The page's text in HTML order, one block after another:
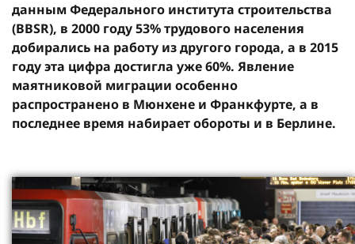
данным Федерального института строительства
(BBSR), в 2000 году 53% трудового населения
добирались на работу из другого города, а в 2015
году эта цифра достигла уже 60%. Явление
маятниковой миграции особенно
распространено в Мюнхене и Франкфурте, а в
последнее время набирает обороты и в Берлине.